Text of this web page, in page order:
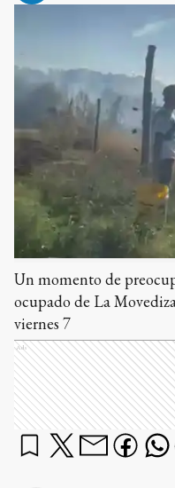
Un momento de
ocupado de La
viernes 7
Ads